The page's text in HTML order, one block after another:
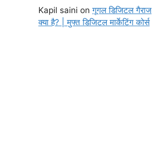
Kapil saini onगूगल डिजिटल गैराज
क्या है? | मुफ्त डिजिटल मार्केटिंग कोर्स